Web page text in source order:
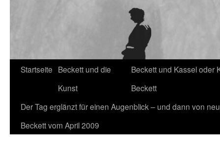
Zum
springen
Startseite Beckett und die
Kunst
Beckett und Kassel oder
Beckett
Der Tag erglänzt für einen Augenblick – und dann von
Beckett vom April 2009